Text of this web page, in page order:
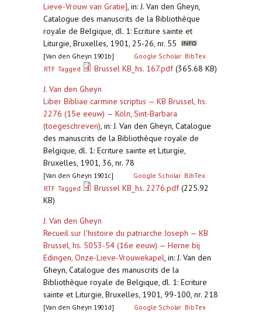
Lieve-Vrouw van Gratie], in: J. Van den Gheyn,
Catalogue des manuscrits de la Bibliothèque
royale de Belgique, dl. 1: Ecriture sainte et
Liturgie, Bruxelles, 1901, 25-26, nr. 55
[Van den Gheyn 1901b] Google Scholar BibTex
RTF Tagged Brussel KB_hs. 167.pdf(365.68 KB)
J. Van den Gheyn
Liber Bibliae carmine scriptus — KB Brussel, hs.
2276 (15e eeuw) — Köln, Sint-Barbara
(toegeschreven), in: J. Van den Gheyn, Catalogue
des manuscrits de la Bibliothèque royale de
Belgique, dl. 1: Ecriture sainte et Liturgie,
Bruxelles, 1901, 36, nr. 78
[Van den Gheyn 1901c] Google Scholar BibTex
RTF Tagged Brussel KB_hs. 2276.pdf(225.92
KB)
J. Van den Gheyn
Recueil sur l'histoire du patriarche Joseph — KB
Brussel, hs. 5053-54 (16e eeuw) — Herne bij
Edingen, Onze-Lieve-Vrouwekapel, in: J. Van den
Gheyn, Catalogue des manuscrits de la
Bibliothèque royale de Belgique, dl. 1: Ecriture
sainte et Liturgie, Bruxelles, 1901, 99-100, nr. 218
[Van den Gheyn 1901d] Google Scholar BibTex